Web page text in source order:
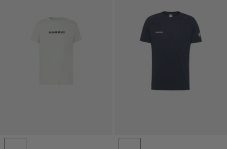
CENA OD NEJNIŽŠÍ PO NEJVYŠŠÍ
CENA OD NEJVYŠŠÍ PO NEJNIŽŠÍ